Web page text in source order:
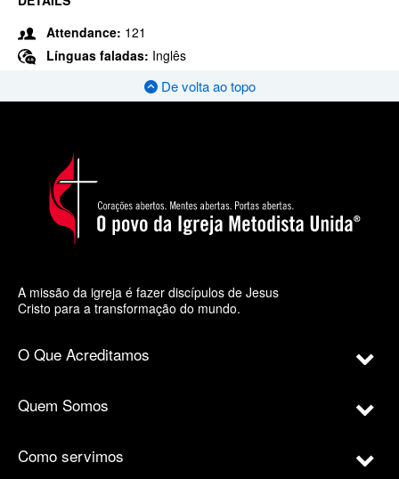
Attendance: 121
Línguas faladas: Inglês
De volta ao topo
A missão da igreja é fazer discípulos de Jesus
Cristo para a transformação do mundo.
O Que Acreditamos
Quem Somos
Como servimos